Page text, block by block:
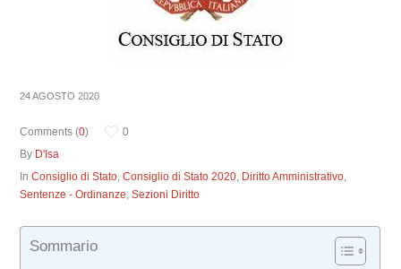
24 AGOSTO 2020
Comments (0)
0
By D'Isa
InConsiglio di Stato,Consiglio di Stato 2020, Diritto Amministrativo,
Sentenze - Ordinanze,Sezioni Diritto
Sommario